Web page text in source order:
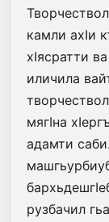
камли ахIи
хIясратти
иличила
мягIна
адамти
рузбачил